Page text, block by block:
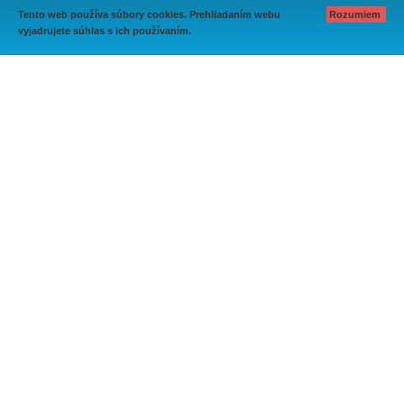
Tento web používa súbory cookies. Prehliadaním webu
vyjadrujete súhlas s ich používaním.
Rozumiem